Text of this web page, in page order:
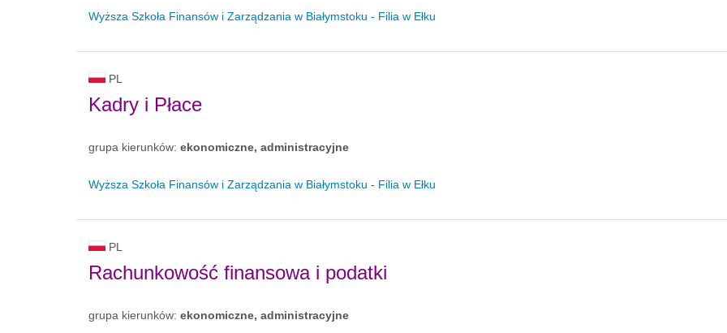
Wyższa Szkoła Finansów i Zarządzania w Białymstoku - Filia w Ełku
PL
Kadry i Płace
grupa kierunków: ekonomiczne, administracyjne
Wyższa Szkoła Finansów i Zarządzania w Białymstoku - Filia w Ełku
PL
Rachunkowość finansowa i podatki
grupa kierunków: ekonomiczne, administracyjne